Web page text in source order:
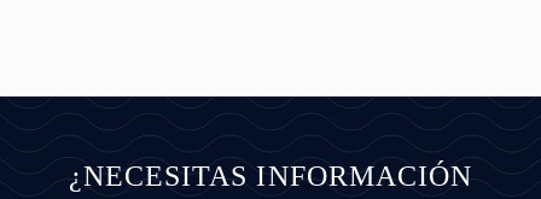
¿NECESITAS INFORMACIÓN